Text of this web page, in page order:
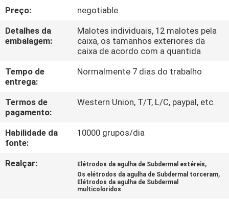
QUALIDADE
CONTACTE-
PEÇA
UMAS
CITAÇÕES
Preço:
negotiable
Detalhes da
embalagem:
Malotes individuais, 12 malotes pela
caixa, os tamanhos exteriores da
caixa de acordo com a quantida
Tempo de
entrega:
Normalmente 7 dias do trabalho
Termos de
pagamento:
Western Union, T/T, L/C, paypal, etc.
Habilidade da
fonte:
10000 grupos/dia
Realçar: Elétrodos da agulha de Subdermal estéreis,
Os elétrodos da agulha de Subdermal torceram,
Elétrodos da agulha de Subdermal
multicoloridos